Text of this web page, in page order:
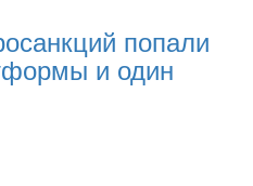
попали
и один